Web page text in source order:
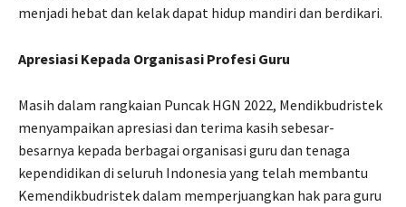
menjadi hebat dan kelak dapat hidup mandiri dan berdikari.
Apresiasi Kepada Organisasi Profesi Guru
Masih dalam rangkaian Puncak HGN 2022, Mendikbudristek
menyampaikan apresiasi dan terima kasih sebesar-
besarnya kepada berbagai organisasi guru dan tenaga
kependidikan di seluruh Indonesia yang telah membantu
Kemendikbudristek dalam memperjuangkan hak para guru